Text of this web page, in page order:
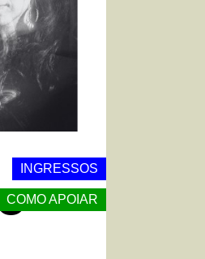
INGRESSOS
COMO APOIAR